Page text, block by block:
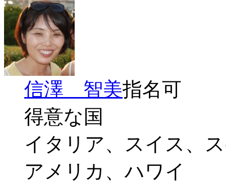
信澤 智美指名可
得意な国
イタリア、スイス、
アメリカ、ハワイ